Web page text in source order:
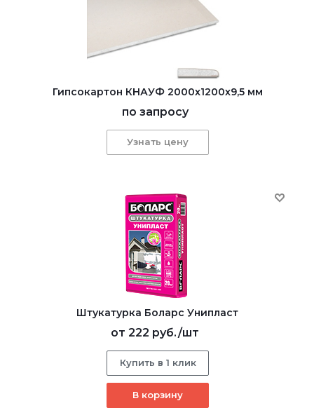
Гипсокартон КНАУФ 2000x1200x9,5 мм
по запросу
Узнать цену
Штукатурка Боларс Унипласт
от 222 руб./шт
Купить в 1 клик
В корзину